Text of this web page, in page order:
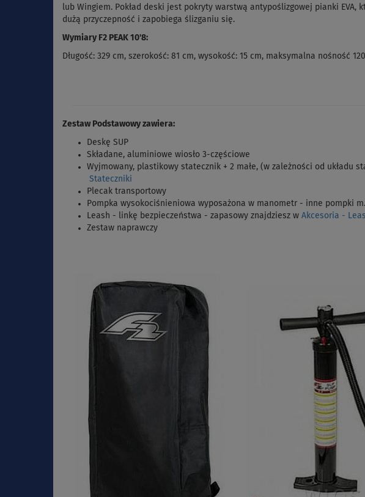
lub Wingiem. Pokład deski jest pokryty warstwą antypoślizgowej pianki
dużą przyczepność i zapobiega ślizganiu się.
Wymiary F2 PEAK 10'8:
Długość: 329 cm, szerokość: 81 cm, wysokość: 15 cm, maksymalna nośność
Zestaw Podstawowy zawiera:
Deskę SUP
Składane, aluminiowe wiosło 3-częściowe
Wyjmowany, plastikowy statecznik + 2 małe, (w zależności od
Stateczniki
Plecak transportowy
Pompka wysokociśnieniowa wyposażona w manometr - inne pompki
Leash - linkę bezpieczeństwa - zapasowy znajdziesz w Akcesoria -
Zestaw naprawczy